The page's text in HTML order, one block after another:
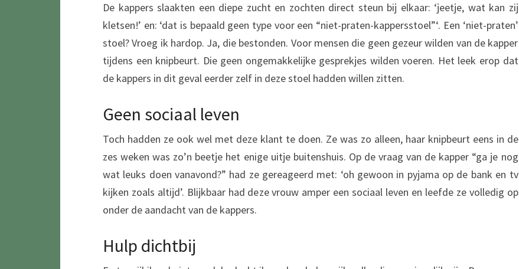
De kappers slaakten een diepe zucht en zochten direct steun bij elkaar: ‘jeetje, wat kan zij
kletsen!’ en: ‘dat is bepaald geen type voor een “niet-praten-kappersstoel”‘. Een ‘niet-praten’
stoel? Vroeg ik hardop. Ja, die bestonden. Voor mensen die geen gezeur wilden van de kapper
tijdens een knipbeurt. Die geen ongemakkelijke gesprekjes wilden voeren. Het leek erop dat
de kappers in dit geval eerder zelf in deze stoel hadden willen zitten.
Geen sociaal leven
Toch hadden ze ook wel met deze klant te doen. Ze was zo alleen, haar knipbeurt eens in de
zes weken was zo’n beetje het enige uitje buitenshuis. Op de vraag van de kapper “ga je nog
wat leuks doen vanavond?” had ze gereageerd met: ‘oh gewoon in pyjama op de bank en tv
kijken zoals altijd’. Blijkbaar had deze vrouw amper een sociaal leven en leefde ze volledig op
onder de aandacht van de kappers.
Hulp dichtbij